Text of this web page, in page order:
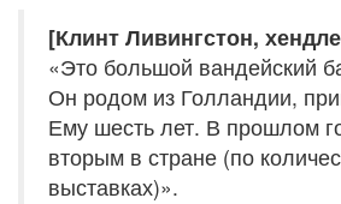
[Клинт Ливингстон,
«Это большой вандейский
Он родом из Голландии,
Ему шесть лет. В прошлом
вторым в стране (по
выставках)».